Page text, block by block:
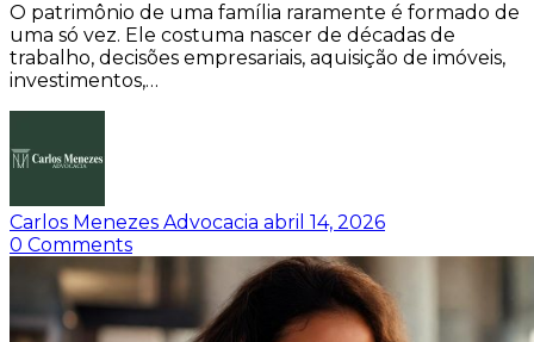
O patrimônio de uma família raramente é formado de
uma só vez. Ele costuma nascer de décadas de
trabalho, decisões empresariais, aquisição de imóveis,
investimentos,…
Carlos Menezes Advocacia abril 14, 2026
0 Comments